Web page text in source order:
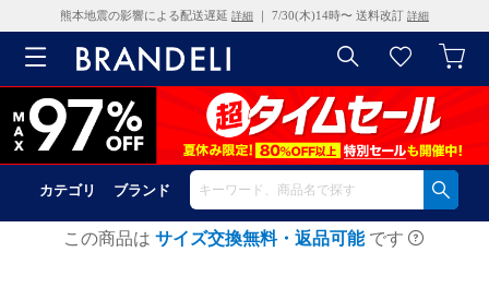
熊本地震の影響による配送遅延 詳細 ｜ 7/30(木)14時〜 送料改訂 詳細
カテゴリ ブランド
この商品は サイズ交換無料・返品可能 です